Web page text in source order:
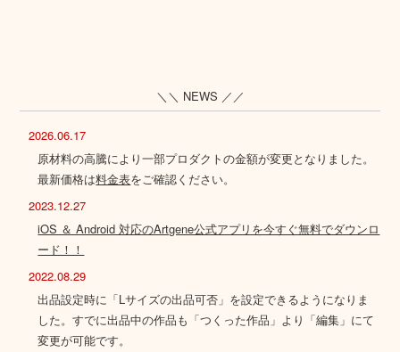
＼＼ NEWS ／／
2026.06.17
原材料の高騰により一部プロダクトの金額が変更となりました。
最新価格は料金表をご確認ください。
2023.12.27
iOS ＆ Android 対応のArtgene公式アプリを今すぐ無料でダウンロ
ード！！
2022.08.29
出品設定時に「Lサイズの出品可否」を設定できるようになりま
した。すでに出品中の作品も「つくった作品」より「編集」にて
変更が可能です。